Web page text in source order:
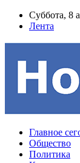
Суббота, 8
Лента
Главное
Общество
Политика